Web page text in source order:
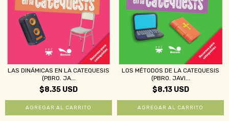
LAS DINÁMICAS EN LA CATEQUESIS
(PBRO. JA...
$8.35 USD
LOS MÉTODOS DE LA CATEQUESIS
(PBRO. JAVI...
$8.13 USD